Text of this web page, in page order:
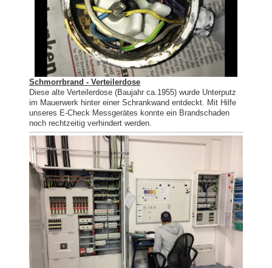
Schmorrbrand - Verteilerdose
Diese alte Verteilerdose (Baujahr ca.1955) wurde Unterputz
im Mauerwerk hinter einer Schrankwand entdeckt. Mit Hilfe
unseres E-Check Messgerätes konnte ein Brandschaden
noch rechtzeitig verhindert werden.